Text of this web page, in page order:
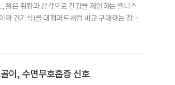
젊은 취향과 감각으로 건강을 제안하는 웰니스
하 건기식)을 대형마트처럼 비교 구매하는 창고
이, 수면무호흡증 신호